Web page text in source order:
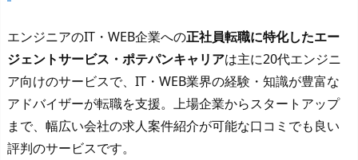
エンジニアのIT・WEB企業への正社員転職に特化したエー
ジェントサービス・ポテパンキャリアは主に20代エンジニ
ア向けのサービスで、IT・WEB業界の経験・知識が豊富な
アドバイザーが転職を支援。上場企業からスタートアップ
まで、幅広い会社の求人案件紹介が可能な口コミでも良い
評判のサービスです。